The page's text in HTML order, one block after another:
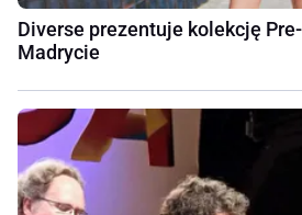
Diverse prezentuje kolekcję
Madrycie